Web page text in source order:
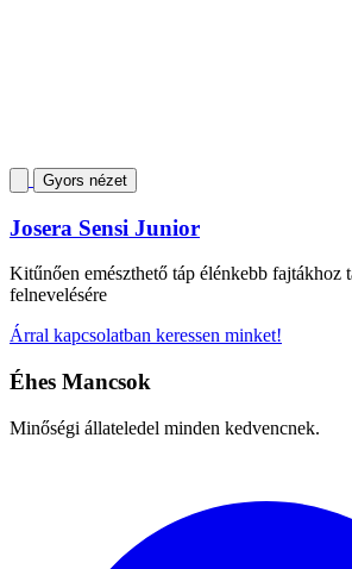
Gyors nézet
Josera Sensi Junior
Kitűnően emészthető táp élénkebb
felnevelésére
Árral kapcsolatban keressen minket!
Éhes Mancsok
Minőségi állateledel minden kedvencnek.